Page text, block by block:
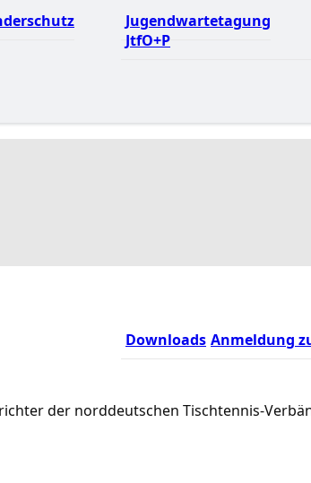
Jugendwartetagung
JtfO+P
Downloads Anmeldung
der norddeutschen Tischtennis-